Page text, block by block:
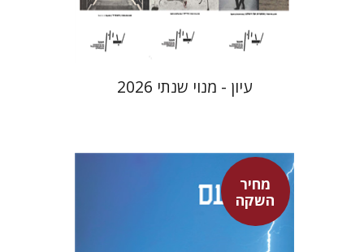
$77
$69
עיון - מנוי שנתי 2026
מחיר
השקה
סנקה
דבורה גילולה
דבורה גילולה